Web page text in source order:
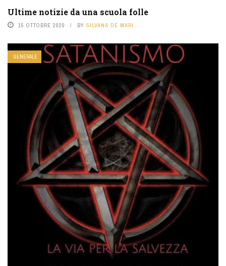
Ultime notizie da una scuola folle
15 OTTOBRE 2020 BY SILVANA DE MARI
GENERALE